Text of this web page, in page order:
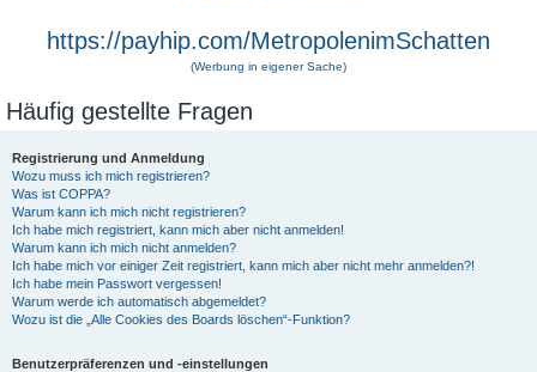
https://payhip.com/MetropolenimSchatten
(Werbung in eigener Sache)
Häufig gestellte Fragen
Registrierung und Anmeldung
Wozu muss ich mich registrieren?
Was ist COPPA?
Warum kann ich mich nicht registrieren?
Ich habe mich registriert, kann mich aber nicht anmelden!
Warum kann ich mich nicht anmelden?
Ich habe mich vor einiger Zeit registriert, kann mich aber nicht mehr anmelden?!
Ich habe mein Passwort vergessen!
Warum werde ich automatisch abgemeldet?
Wozu ist die „Alle Cookies des Boards löschen“-Funktion?
Benutzerpräferenzen und -einstellungen